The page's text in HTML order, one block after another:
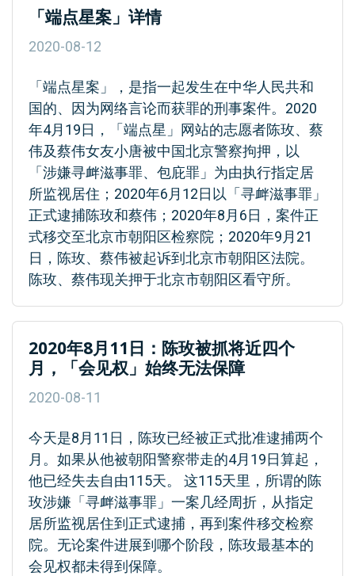
「端点星案」详情
2020-08-12
「端点星案」，是指一起发生在中华人民共和
国的、因为网络言论而获罪的刑事案件。2020
年4月19日，「端点星」网站的志愿者陈玫、蔡
伟及蔡伟女友小唐被中国北京警察拘押，以
「涉嫌寻衅滋事罪、包庇罪」为由执行指定居
所监视居住；2020年6月12日以「寻衅滋事罪」
正式逮捕陈玫和蔡伟；2020年8月6日，案件正
式移交至北京市朝阳区检察院；2020年9月21
日，陈玫、蔡伟被起诉到北京市朝阳区法院。
陈玫、蔡伟现关押于北京市朝阳区看守所。
2020年8月11日：陈玫被抓将近四个
月，「会见权」始终无法保障
2020-08-11
今天是8月11日，陈玫已经被正式批准逮捕两个
月。如果从他被朝阳警察带走的4月19日算起，
他已经失去自由115天。 这115天里，所谓的陈
玫涉嫌「寻衅滋事罪」一案几经周折，从指定
居所监视居住到正式逮捕，再到案件移交检察
院。无论案件进展到哪个阶段，陈玫最基本的
会见权都未得到保障。